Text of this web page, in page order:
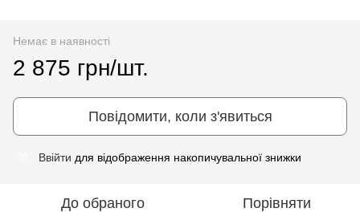
Немає в наявності
2 875 грн/шт.
Повідомити, коли з'явиться
Ввійти для відображення накопичувальної знижки
До обраного Порівняти